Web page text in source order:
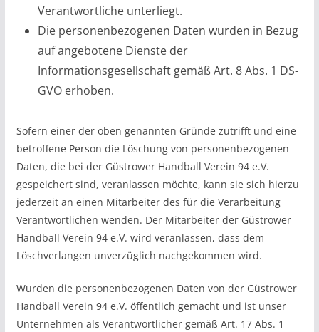
Verantwortliche unterliegt.
Die personenbezogenen Daten wurden in Bezug
auf angebotene Dienste der
Informationsgesellschaft gemäß Art. 8 Abs. 1 DS-
GVO erhoben.
Sofern einer der oben genannten Gründe zutrifft und eine
betroffene Person die Löschung von personenbezogenen
Daten, die bei der Güstrower Handball Verein 94 e.V.
gespeichert sind, veranlassen möchte, kann sie sich hierzu
jederzeit an einen Mitarbeiter des für die Verarbeitung
Verantwortlichen wenden. Der Mitarbeiter der Güstrower
Handball Verein 94 e.V. wird veranlassen, dass dem
Löschverlangen unverzüglich nachgekommen wird.
Wurden die personenbezogenen Daten von der Güstrower
Handball Verein 94 e.V. öffentlich gemacht und ist unser
Unternehmen als Verantwortlicher gemäß Art. 17 Abs. 1